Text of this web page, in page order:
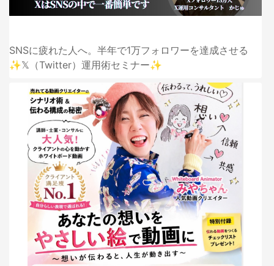
SNSに疲れた人へ。半年で1万フォロワーを達成させる
✨𝕏（Twitter）運用術セミナー✨